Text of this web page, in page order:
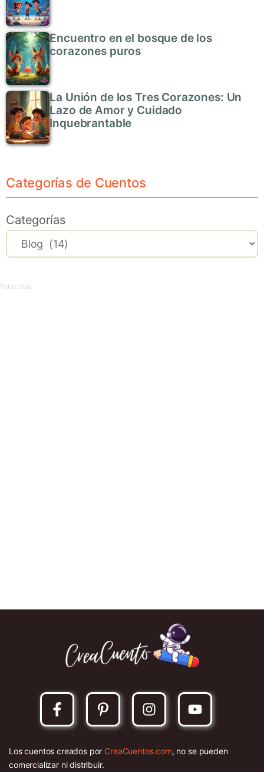
Encuentro en el bosque de los
corazones puros
La Unión de los Tres Corazones: Un
Lazo de Amor y Cuidado
Inquebrantable
Categorías de Cuentos
Categorías
Los cuentos creados por CreaCuentos.com, no se pueden
comercializar ni distribuir.